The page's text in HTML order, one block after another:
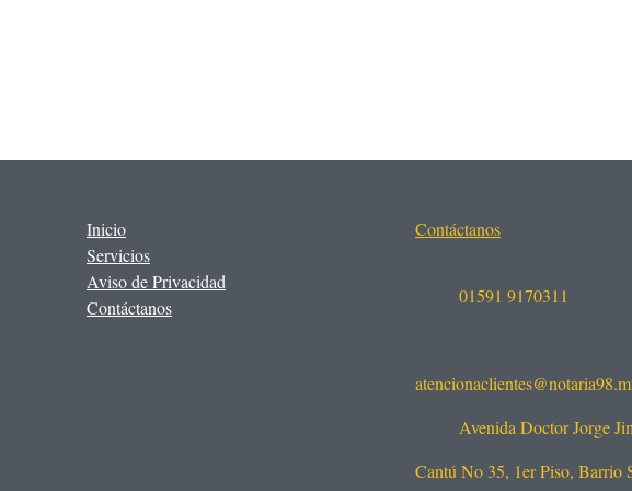
Inicio
Servicios
Aviso de Privacidad
Contáctanos
Contáctanos
01591 9170311
Avenida Doctor Jorge
Cantú No 35, 1er Piso, Barrio